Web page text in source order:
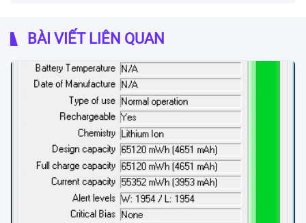
BÀI VIẾT LIÊN QUAN